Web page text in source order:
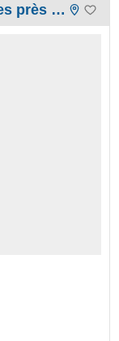
Les chouettes - chambres d'hôtes près de guedelon